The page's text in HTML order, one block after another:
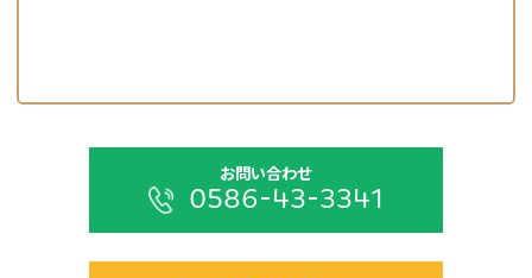
お問い合わせ
0586-43-3341